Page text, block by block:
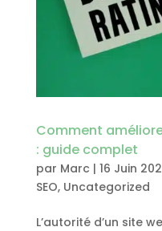
Comment
: guide complet
par Marc | 16 Juin
SEO, Uncategorized
L’autorité d’un site